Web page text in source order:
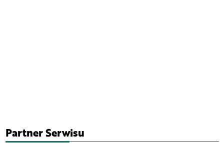
Partner Serwisu